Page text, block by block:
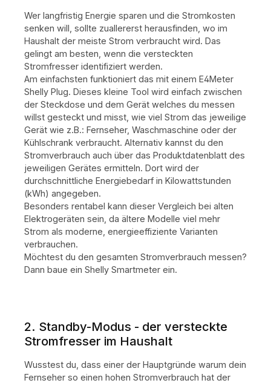
Wer langfristig Energie sparen und die Stromkosten
senken will, sollte zuallererst herausfinden, wo im
Haushalt der meiste Strom verbraucht wird. Das
gelingt am besten, wenn die versteckten
Stromfresser identifiziert werden.
Am einfachsten funktioniert das mit einem E4Meter
Shelly Plug. Dieses kleine Tool wird einfach zwischen
der Steckdose und dem Gerät welches du messen
willst gesteckt und misst, wie viel Strom das jeweilige
Gerät wie z.B.: Fernseher, Waschmaschine oder der
Kühlschrank verbraucht. Alternativ kannst du den
Stromverbrauch auch über das Produktdatenblatt des
jeweiligen Gerätes ermitteln. Dort wird der
durchschnittliche Energiebedarf in Kilowattstunden
(kWh) angegeben.
Besonders rentabel kann dieser Vergleich bei alten
Elektrogeräten sein, da ältere Modelle viel mehr
Strom als moderne, energieeffiziente Varianten
verbrauchen.
Möchtest du den gesamten Stromverbrauch messen?
Dann baue ein Shelly Smartmeter ein.
2. Standby-Modus - der versteckte
Stromfresser im Haushalt
Wusstest du, dass einer der Hauptgründe warum dein
Fernseher so einen hohen Stromverbrauch hat der